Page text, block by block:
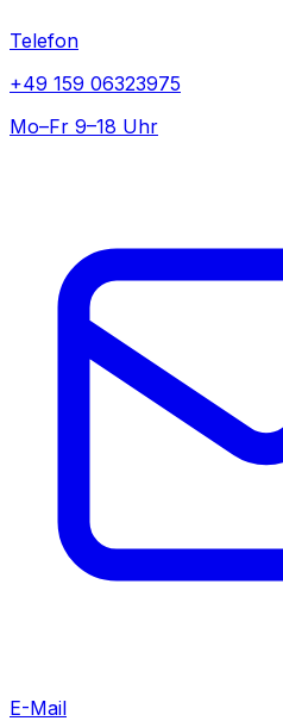
Telefon
+49 159 06323975
Mo–Fr 9–18 Uhr
E-Mail